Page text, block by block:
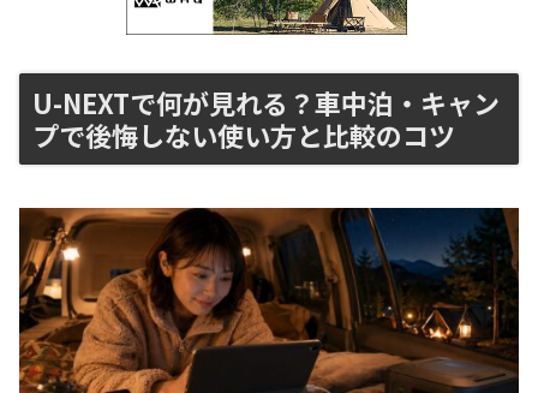
U-NEXTで何が見れる？車中泊・キャン
プで後悔しない使い方と比較のコツ